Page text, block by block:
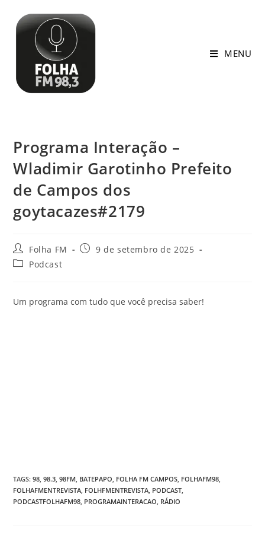
MENU
Programa Interação –
Wladimir Garotinho Prefeito
de Campos dos
goytacazes#2179
Folha FM
9 de setembro de 2025
Podcast
Um programa com tudo que você precisa saber!
TAGS:98 98.3 98FM BATEPAPO FOLHA FM CAMPOS FOLHAFM98
FOLHAFMENTREVISTA FOLHFMENTREVISTA PODCAST
PODCASTFOLHAFM98 PROGRAMAINTERACAO RÁDIO